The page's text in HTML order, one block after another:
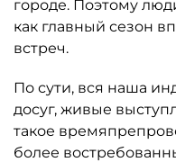
городе. Поэтому
как главный сезон
встреч.
По сути, вся наша
досуг, живые
такое
более